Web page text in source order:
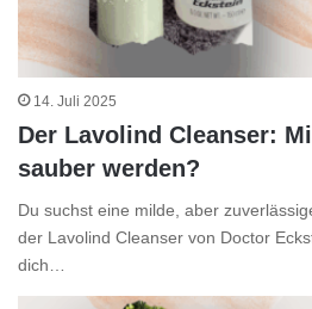
14. Juli 2025
Der Lavolind Cleanser:
sauber werden?
Du suchst eine milde, aber
der Lavolind Cleanser von Doctor
dich…